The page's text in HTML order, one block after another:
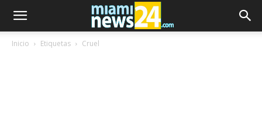
Inicio Etiquetas Cruel